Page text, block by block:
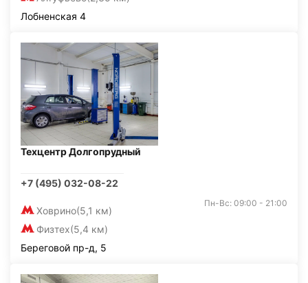
Лобненская 4
Техцентр Долгопрудный
+7 (495) 032-08-22
Ховрино(5,1 км)
Физтех(5,4 км)
Пн-Вс: 09:00 - 21:00
Береговой пр-д, 5